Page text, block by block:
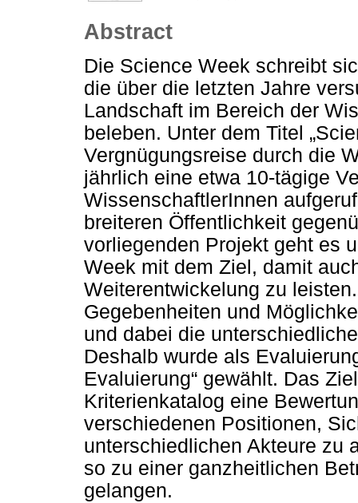
Abstract
Die Science Week schreibt
die über die letzten Jahre
Landschaft im Bereich der
beleben. Unter dem Titel
Vergnügungsreise durch die
jährlich eine etwa 10-tägige
WissenschaftlerInnen
breiteren Öffentlichkeit
vorliegenden Projekt geht es
Week mit dem Ziel, damit
Weiterentwickelung zu
Gegebenheiten und
und dabei die
Deshalb wurde als
Evaluierung“ gewählt. Das
Kriterienkatalog eine
verschiedenen Positionen,
unterschiedlichen Akteure zu
so zu einer ganzheitlichen
gelangen.